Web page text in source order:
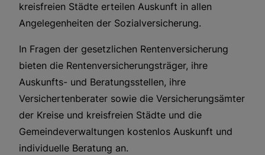
kreisfreien Städte erteilen Auskunft in allen
Angelegenheiten der Sozialversicherung.
In Fragen der gesetzlichen Rentenversicherung
bieten die Rentenversicherungsträger, ihre
Auskunfts- und Beratungsstellen, ihre
Versichertenberater sowie die Versicherungsämter
der Kreise und kreisfreien Städte und die
Gemeindeverwaltungen kostenlos Auskunft und
individuelle Beratung an.